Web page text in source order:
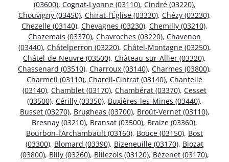
(03600), Cognat-Lyonne (03110), Cindré (03220),
Chouvigny (03450), Chirat-l’Église (03330), Chézy (03230),
Chezelle (03140), Chevagnes (03230), Chemilly (03210),
Chazemais (03370), Chavroches (03220), Chavenon
(03440), Châtelperron (03220), Châtel-Montagne (03250),
Châtel-de-Neuvre (03500), Château-sur-Allier (03320),
Chassenard (03510), Charroux (03140), Charmes (03800),
Charmeil (03110), Chareil-Cintrat (03140), Chantelle
(03140), Chamblet (03170), Chambérat (03370), Cesset
(03500), Cérilly (03350), Buxières-les-Mines (03440),
Busset (03270), Brugheas (03700), Broût-Vernet (03110),
Bresnay (03210), Bransat (03500), Braize (03360),
Bourbon-l’Archambault (03160), Bouce (03150), Bost
(03300), Blomard (03390), Bizeneuille (03170), Biozat
(03800), Billy (03260), Billezois (03120), Bézenet (03170),